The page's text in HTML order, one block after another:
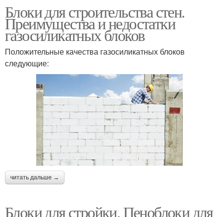
Блоки для строительства стен.
Преимущества и недостатки
газосиликатных блоков
Положительные качества газосиликатных блоков
следующие:
читать дальше →
Блоки для стройки. Пеноблоки для